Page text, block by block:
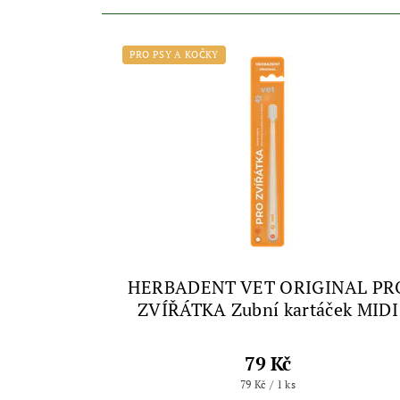
PRO PSY A KOČKY
HERBADENT VET ORIGINAL
ZVÍŘÁTKA Zubní kartáček MIDI
79 Kč
79 Kč / 1 ks